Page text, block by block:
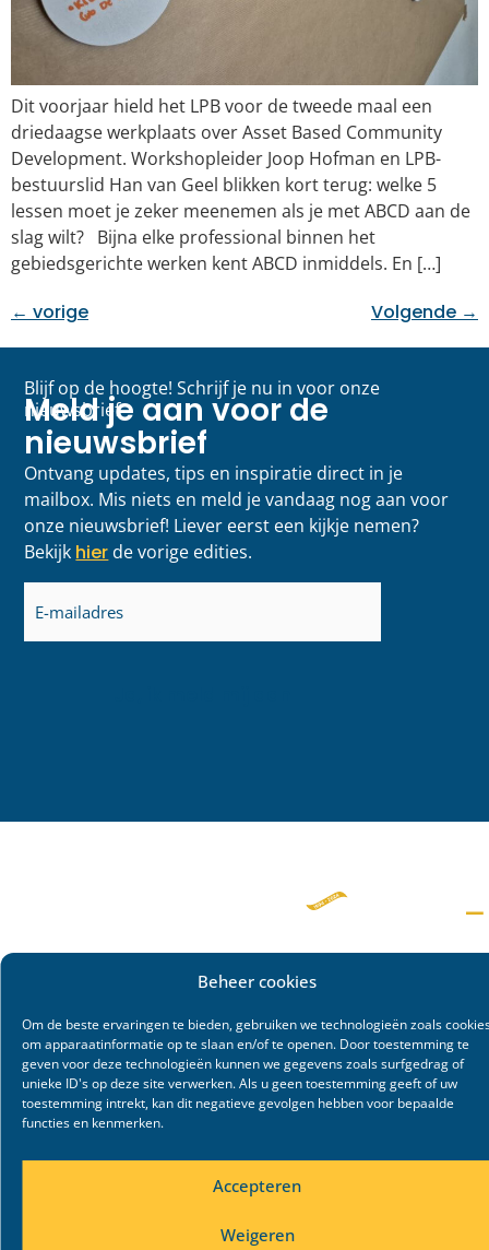
Beheer cookies
Om de beste ervaringen te bieden, gebruiken we technologieën zoals
om apparaatinformatie op te slaan en/of te openen. Door toestemming te
geven voor deze technologieën kunnen we gegevens zoals surfgedrag of
unieke ID's op deze site verwerken. Als u geen toestemming geeft of uw
toestemming intrekt, kan dit negatieve gevolgen hebben voor bepaalde
functies en kenmerken.
Accepteren
Weigeren
Dit voorjaar hield het LPB voor de tweede maal een
driedaagse werkplaats over Asset Based Community
Development. Workshopleider Joop Hofman en LPB-
bestuurslid Han van Geel blikken kort terug: welke 5
lessen moet je zeker meenemen als je met ABCD aan de
slag wilt? Bijna elke professional binnen het
gebiedsgerichte werken kent ABCD inmiddels. En […]
← vorige Volgende →
Blijf op de hoogte! Schrijf je nu in voor onze
nieuwsbrief
Meld je aan voor de
nieuwsbrief
Ontvang updates, tips en inspiratie direct in je
mailbox. Mis niets en meld je vandaag nog aan voor
onze nieuwsbrief! Liever eerst een kijkje nemen?
Bekijk hier de vorige edities.
E-
mailadres
(Vereist)